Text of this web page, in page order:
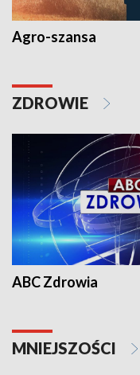
Agro-szansa
ZDROWIE
ABC Zdrowia
MNIEJSZOŚCI